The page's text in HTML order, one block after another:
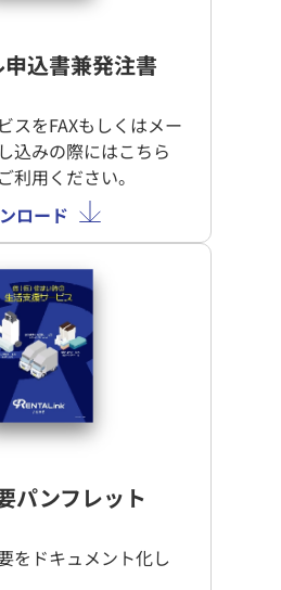
申込書兼発注書
スをFAXもしくはメー
込みの際にはこちら
利用ください。
ロード
パンフレット
をドキュメント化し